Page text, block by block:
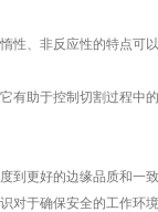
性、非反应性的特点可
有助于控制切割过程中
更好的边缘品质和一
对于确保安全的工作环境